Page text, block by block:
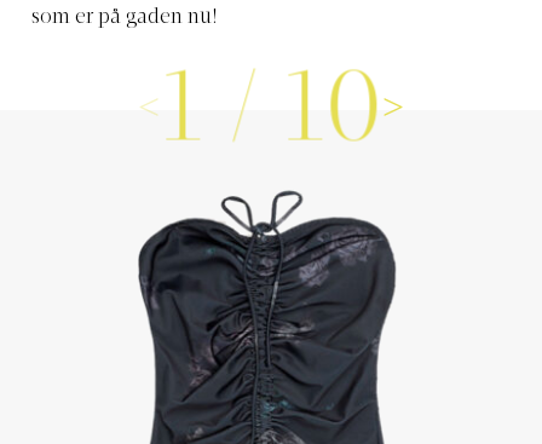
som er på gaden nu!
1 / 10